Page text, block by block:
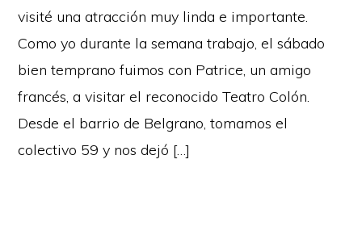
visité una atracción muy linda e importante.
Como yo durante la semana trabajo, el sábado
bien temprano fuimos con Patrice, un amigo
francés, a visitar el reconocido Teatro Colón.
Desde el barrio de Belgrano, tomamos el
colectivo 59 y nos dejó […]